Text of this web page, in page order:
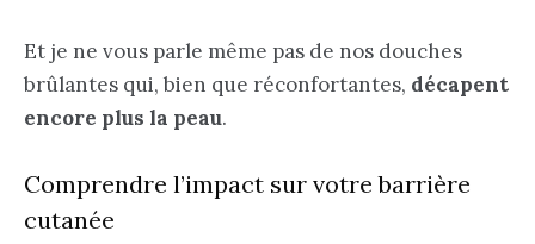
Et je ne vous parle même pas de nos douches
brûlantes qui, bien que réconfortantes, décapent
encore plus la peau.
Comprendre l’impact sur votre barrière
cutanée